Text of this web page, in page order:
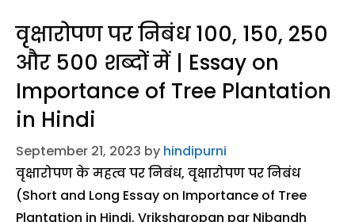
वृक्षारोपण पर निबंध 100, 150, 250
और 500 शब्दों में | Essay on
Importance of Tree Plantation
in Hindi
September 21, 2023 by hindipurni
वृक्षारोपण के महत्व पर निबंध, वृक्षारोपण पर निबंध
(Short and Long Essay on Importance of Tree
Plantation in Hindi, Vriksharopan par Nibandh